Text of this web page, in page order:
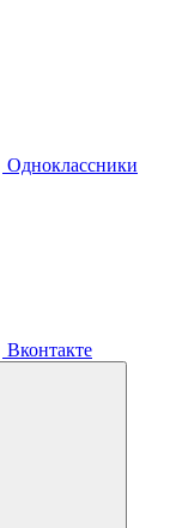
Одноклассники
Вконтакте